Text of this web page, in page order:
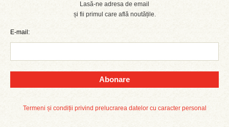
Lasă-ne adresa de email
și fii primul care află noutățile.
E-mail:
Abonare
Termeni și condiții privind prelucrarea datelor cu caracter personal